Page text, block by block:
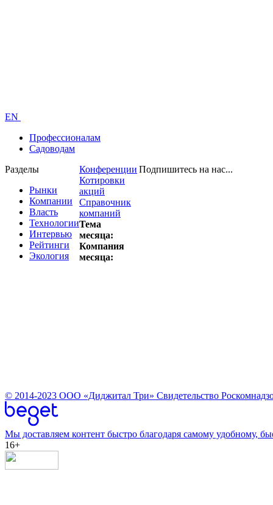
EN
Профессионалам
Садоводам
Разделы
Рынки
Компании
Власть
Технологии
Интервью
Рейтинги
Экология
Конференции
Котировки
акций
Справочник
компаний
Тема
месяца:
Компания
месяца:
Подпишитесь на нас...
© 2014-2023 ООО «Диджитал Три» Свидетельство
Мы доставляем контент быстро благодаря самому удобному,
16+